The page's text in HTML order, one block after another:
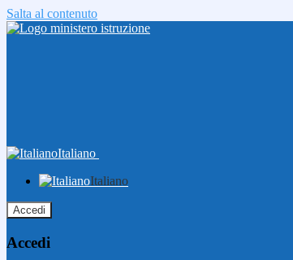
Salta al contenuto
Italiano
Italiano
Accedi
Accedi